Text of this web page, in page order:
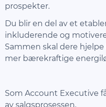
prospekter.
Du blir en del av et
inkluderende og
Sammen skal dere
mer bærekraftige
Som Account Executive
av salgsprosessen.